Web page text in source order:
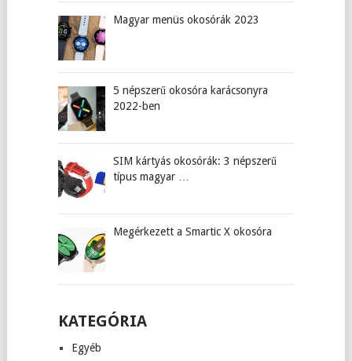
Magyar menüs okosórák 2023
5 népszerű okosóra karácsonyra
2022-ben
SIM kártyás okosórák: 3 népszerű
típus magyar …
Megérkezett a Smartic X okosóra
KATEGÓRIA
Egyéb